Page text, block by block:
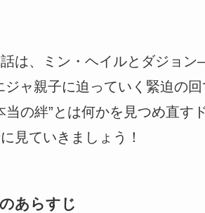
話は、ミン・ヘイルとダジョ
ャ親子に迫っていく緊迫の回
当の絆”とは何かを見つめ直す
見ていきましょう！
あらすじ